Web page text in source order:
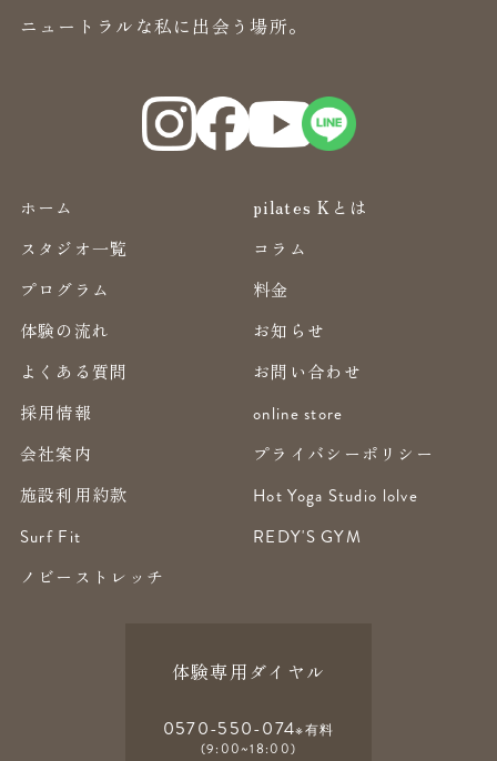
ニュートラルな私に出会う場所。
ホーム
pilates Kとは
スタジオ一覧
コラム
プログラム
料金
体験の流れ
お知らせ
よくある質問
お問い合わせ
採用情報
online store
会社案内
プライバシーポリシー
施設利用約款
Hot Yoga Studio lolve
Surf Fit
REDY'S GYM
ノビーストレッチ
体験専用ダイヤル
0570-550-074※有料
(9:00~18:00)